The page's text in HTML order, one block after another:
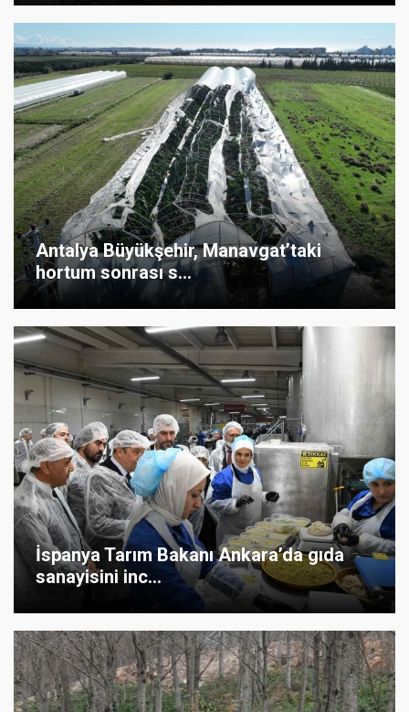
Antalya Büyükşehir, Manavgat’taki
hortum sonrası s...
İspanya Tarım Bakanı Ankara’da gıda
sanayisini inc...